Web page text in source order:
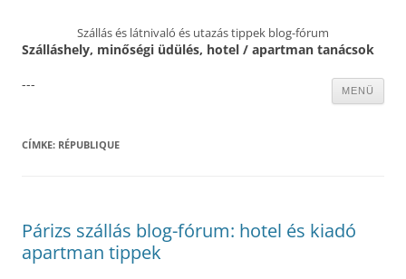
Szállás és látnivaló és utazás tippek blog-fórum
Szálláshely, minőségi üdülés, hotel / apartman tanácsok
MENÜ
---
CÍMKE: RÉPUBLIQUE
Párizs szállás blog-fórum: hotel és kiadó
apartman tippek